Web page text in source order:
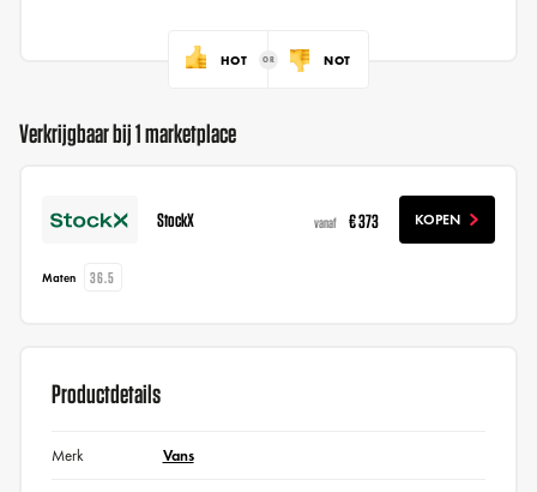
HOT NOT
Verkrijgbaar bij 1 marketplace
StockX vanaf € 373 KOPEN
Maten 36.5
Productdetails
Merk Vans